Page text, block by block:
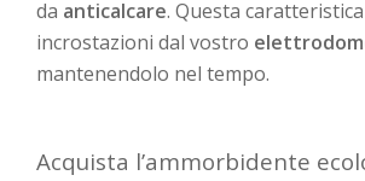
da anticalcare. Questa
incrostazioni dal vostro
mantenendolo nel tempo.
Acquista l’ammorbidente